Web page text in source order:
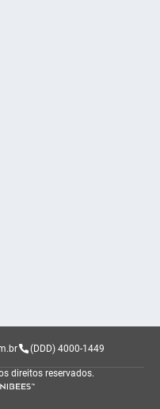
(DDD) 4000-1449
direitos reservados.